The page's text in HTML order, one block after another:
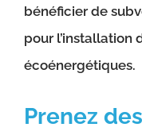
bénéficier de
pour l’installation
écoénergétiques.
Prenez